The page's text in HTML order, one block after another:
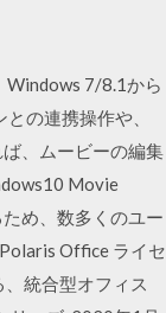
7/8.1から
の連携操作や、
、ムービーの編集
Movie
め、数多くのユー
Office ライセ
統合型オフィス